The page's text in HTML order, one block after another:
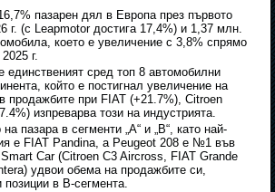
пазарен дял в Европа през първото
г. (с Leapmotor достига 17,4%) и 1,37 млн.
което е увеличение с 3,8% спрямо
г.
единственият сред топ 8 автомобилни
който е постигнал увеличение на
продажбите при FIAT (+21.7%), Citroen
изпреварва този на индустрията.
пазара в сегменти „А“ и „B“, като най-
е FIAT Pandina, а Peugeot 208 e №1 във
Car (Citroen C3 Aircross, FIAT Grande
удвои обема на продажбите си,
позиции в B-сегмента.